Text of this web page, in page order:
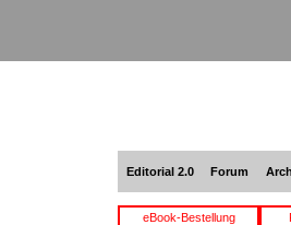
Editorial 2.0 Forum
eBook-Bestellung